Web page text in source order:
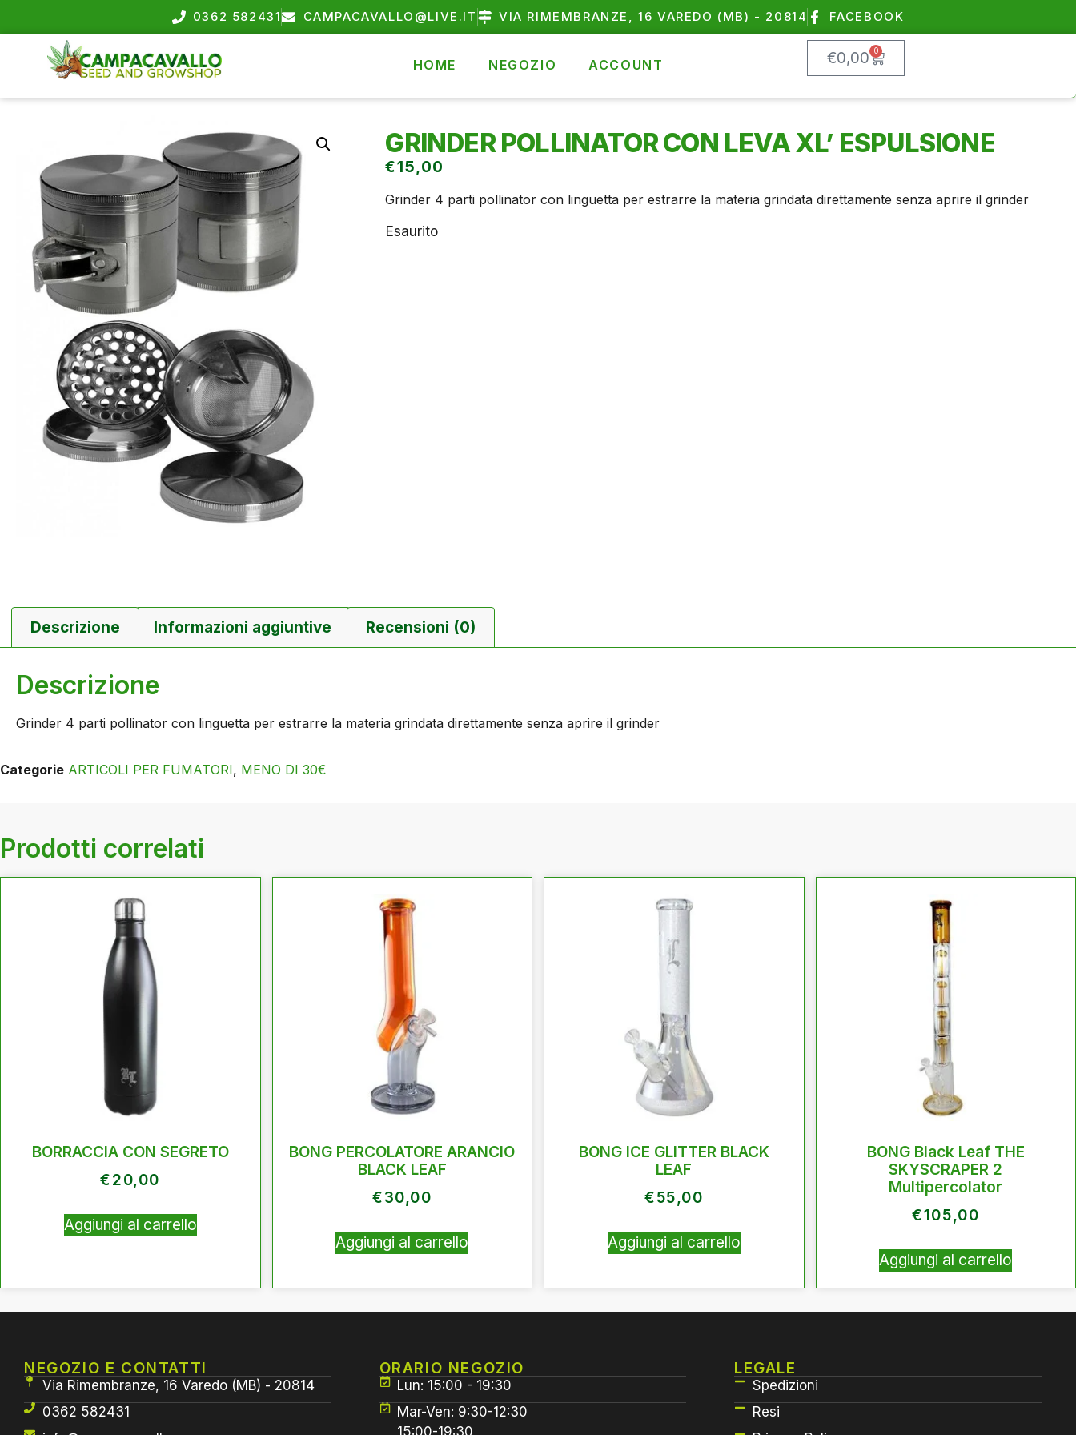
0362 582431 CAMPACAVALLO@LIVE.IT VIA RIMEMBRANZE, 16 VAREDO (MB) - 20814 FACEBOOK
HOME NEGOZIO ACCOUNT €0,00 0
GRINDER POLLINATOR CON LEVA XL’ ESPULSIONE
€15,00
Grinder 4 parti pollinator con linguetta per estrarre la materia grindata direttamente senza aprire il grinder
Esaurito
Descrizione Informazioni aggiuntive Recensioni (0)
Descrizione
Grinder 4 parti pollinator con linguetta per estrarre la materia grindata direttamente senza aprire il grinder
Categorie ARTICOLI PER FUMATORI, MENO DI 30€
Prodotti correlati
BORRACCIA CON SEGRETO
€20,00
Aggiungi al carrello
BONG PERCOLATORE ARANCIO
BLACK LEAF
€30,00
Aggiungi al carrello
BONG ICE GLITTER BLACK
LEAF
€55,00
Aggiungi al carrello
BONG Black Leaf THE
SKYSCRAPER 2
Multipercolator
€105,00
Aggiungi al carrello
NEGOZIO E CONTATTI
Via Rimembranze, 16 Varedo (MB) - 20814
0362 582431
ORARIO NEGOZIO
Lun: 15:00 - 19:30
Mar-Ven: 9:30-12:30
LEGALE
Spedizioni
Resi